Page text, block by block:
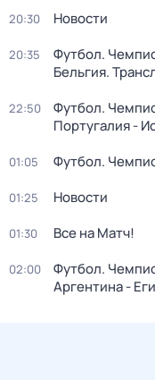
20:30 Новости
20:35
Футбол.
Бельгия.
22:50
Футбол.
Португалия -
01:05 Футбол.
01:25 Новости
01:30 Все на Матч!
02:00
Футбол.
Аргентина -